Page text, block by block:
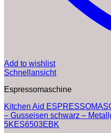
Add to wishlist
Schnellansicht
Espressomaschine
Kitchen Aid
– Gusseisen schwarz –
5KES6503EBK